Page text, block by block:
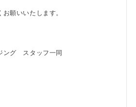
願いいたします。
ング スタッフ一同